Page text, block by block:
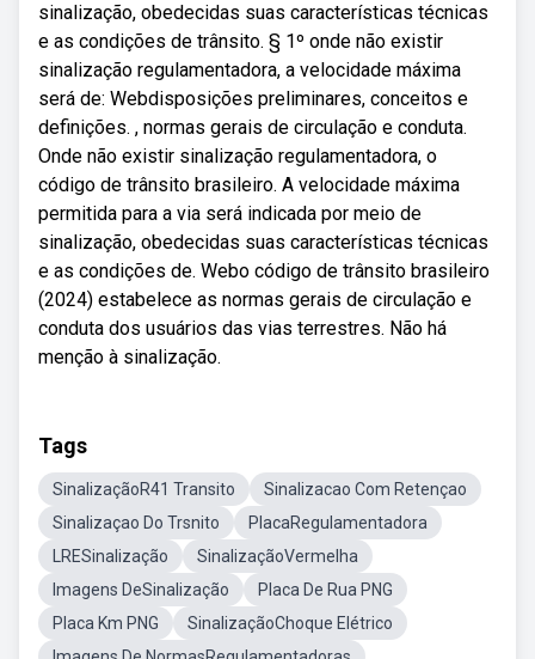
sinalização, obedecidas suas características técnicas
e as condições de trânsito. § 1º onde não existir
sinalização regulamentadora, a velocidade máxima
será de: Webdisposições preliminares, conceitos e
definições. , normas gerais de circulação e conduta.
Onde não existir sinalização regulamentadora, o
código de trânsito brasileiro. A velocidade máxima
permitida para a via será indicada por meio de
sinalização, obedecidas suas características técnicas
e as condições de. Webo código de trânsito brasileiro
(2024) estabelece as normas gerais de circulação e
conduta dos usuários das vias terrestres. Não há
menção à sinalização.
Tags
SinalizaçãoR41 Transito
Sinalizacao Com Retençao
Sinalizaçao Do Trsnito
PlacaRegulamentadora
LRESinalização
SinalizaçãoVermelha
Imagens DeSinalização
Placa De Rua PNG
Placa Km PNG
SinalizaçãoChoque Elétrico